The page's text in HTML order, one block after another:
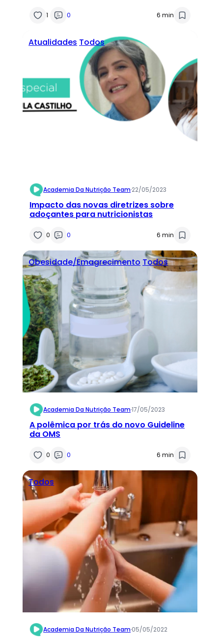
1 0 6 min
Atualidades Todos
Academia Da Nutrição Team·22/05/2023
Impacto das novas diretrizes sobre
adoçantes para nutricionistas
0 0 6 min
Obesidade/Emagrecimento Todos
Academia Da Nutrição Team·17/05/2023
A polêmica por trás do novo Guideline
da OMS
0 0 6 min
Todos
Academia Da Nutrição Team·05/05/2022